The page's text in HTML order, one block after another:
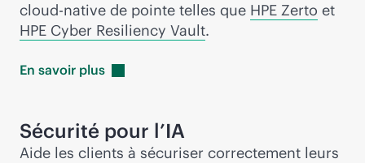
cloud-native de pointe telles que HPE Zerto et
HPE Cyber Resiliency Vault.
En savoir plus
Sécurité pour l’IA
Aide les clients à sécuriser correctement leurs